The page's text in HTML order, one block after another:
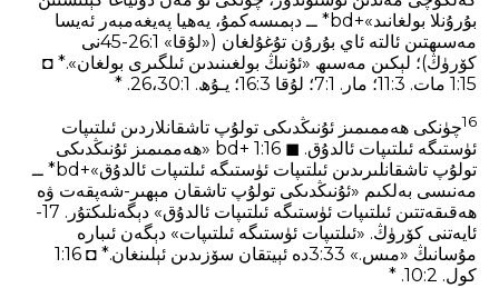
بۇرۇنلا بولغانىد»+bd* ــ دېمىسەكمۇ، يەھيا پەيغەمبەر ئەيسا
مەسىھتىن ئالتە ئاي بۇرۇن تۇغۇلغان («لۇقا» 26:1-45نى
كۆرۈڭ)؛ لېكىن مەسىھ «ئۇنىڭ بولغىنىدىن ئىلگىرى بولغان».* ◘
1:15 مات. 3‏:11؛ مار. 1‏:7؛ لۇقا 3‏:16؛ يـۇھ. 1‏:26،30. *
16چۈنكى ھەممىمىز ئۇنىڭدىكى تولۇپ تاشقانلاردىن ئىلتىپات
ئۈستىگە ئىلتىپات ئالدۇق. ◼ 1:16 +bd «ھەممىمىز ئۇنىڭدىكى
تولۇپ تاشقانلىرىدىن ئىلتىپات ئۈستىگە ئىلتىپات ئالدۇق»+bd* ــ
مەنىسى بەلكىم «ئۇنىڭدىكى تولۇپ تاشقان مېھىر-شەپقەت ۋە
ھەقىقەتتىن ئىلتىپات ئۈستىگە ئىلتىپات ئالدۇق» دېگەنلىكتۇر. 17-
ئايەتنى كۆرۈڭ. «ئىلتىپات ئۈستىگە ئىلتىپات» دېگەن ئىبارە
مۇسانىڭ «مىس.» 3:33دە ئېيتقان سۆزىدىن ئېلىنغان.* ◘ 1:16
كول. 2‏:10. *